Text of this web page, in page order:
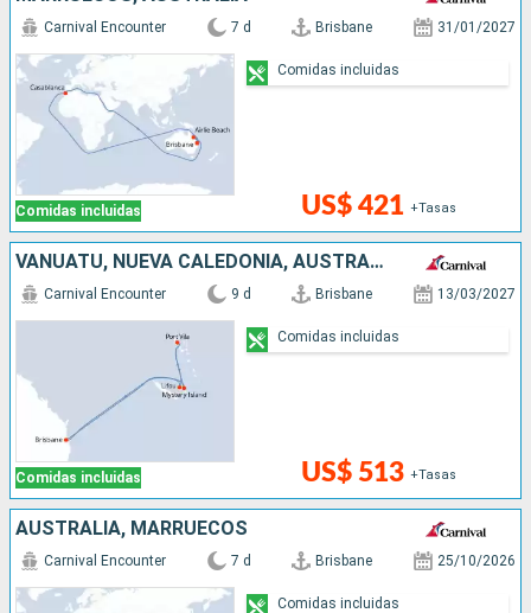
Comidas incluidas
Carnival Encounter 7 d Brisbane 31/01/2027
US$ 421 +Tasas
Comidas incluidas
VANUATU, NUEVA CALEDONIA, AUSTRALIA
Comidas incluidas
Carnival Encounter 9 d Brisbane 13/03/2027
US$ 513 +Tasas
Comidas incluidas
AUSTRALIA, MARRUECOS
Carnival Encounter 7 d Brisbane 25/10/2026
Comidas incluidas